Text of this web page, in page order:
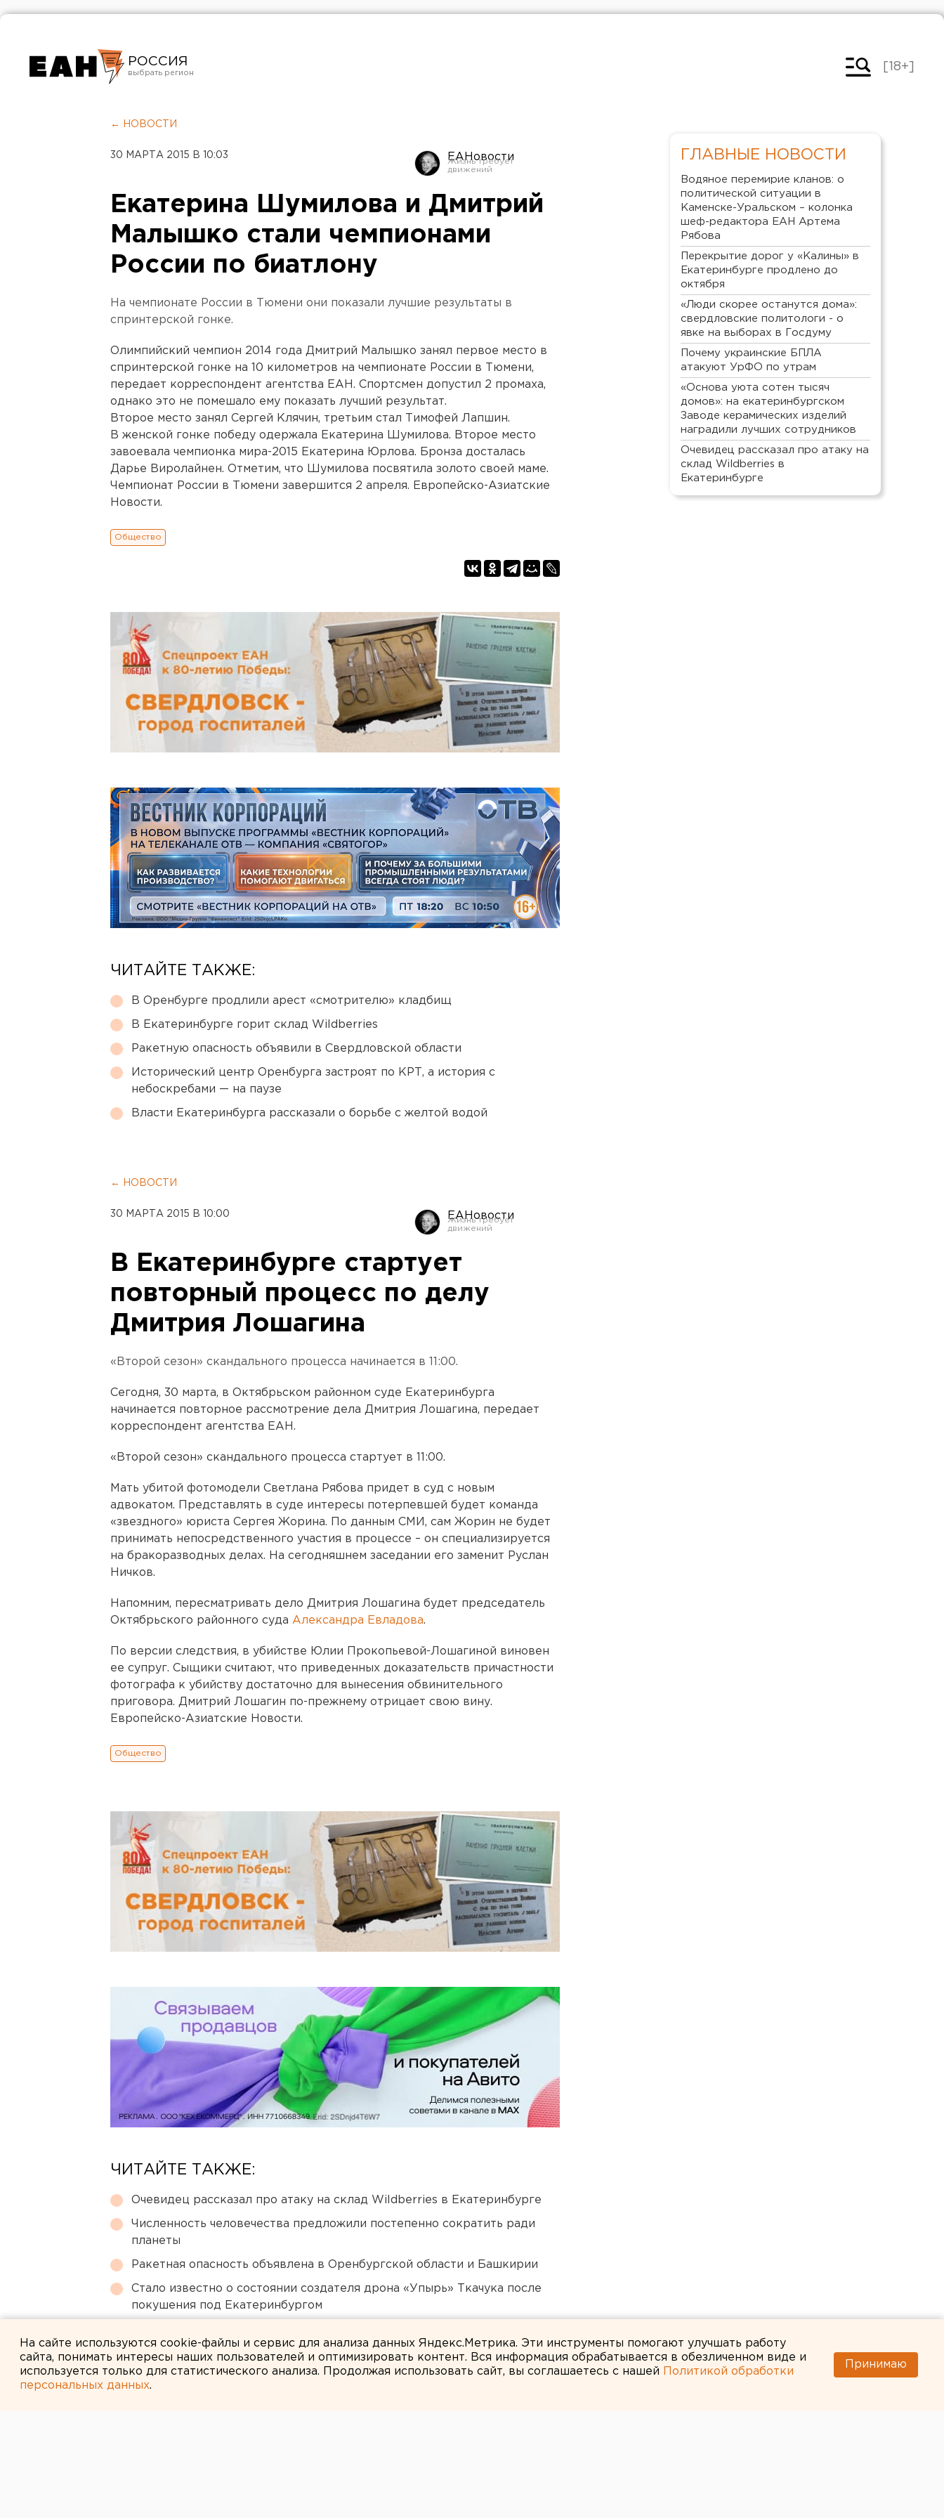
РОССИЯ
Челябинск
[18+]
← НОВОСТИ
30 МАРТА 2015 В 10:03 ЕАНовости
Екатерина Шумилова и Дмитрий
Малышко стали чемпионами
России по биатлону
На чемпионате России в Тюмени они показали лучшие результаты в
спринтерской гонке.
Олимпийский чемпион 2014 года Дмитрий Малышко занял первое место в
спринтерской гонке на 10 километров на чемпионате России в Тюмени,
передает корреспондент агентства ЕАН. Спортсмен допустил 2 промаха,
однако это не помешало ему показать лучший результат.
Второе место занял Сергей Клячин, третьим стал Тимофей Лапшин.
В женской гонке победу одержала Екатерина Шумилова. Второе место
завоевала чемпионка мира-2015 Екатерина Юрлова. Бронза досталась
Дарье Виролайнен. Отметим, что Шумилова посвятила золото своей маме.
Чемпионат России в Тюмени завершится 2 апреля. Европейско-Азиатские
Новости.
Общество
ЧИТАЙТЕ ТАКЖЕ:
В Оренбурге продлили арест «смотрителю» кладбищ
В Екатеринбурге горит склад Wildberries
Ракетную опасность объявили в Свердловской области
Исторический центр Оренбурга застроят по КРТ, а история с
небоскребами — на паузе
Власти Екатеринбурга рассказали о борьбе с желтой водой
← НОВОСТИ
30 МАРТА 2015 В 10:00 ЕАНовости
В Екатеринбурге стартует
повторный процесс по делу
Дмитрия Лошагина
«Второй сезон» скандального процесса начинается в 11:00.
Сегодня, 30 марта, в Октябрьском районном суде Екатеринбурга
начинается повторное рассмотрение дела Дмитрия Лошагина, передает
корреспондент агентства ЕАН.
«Второй сезон» скандального процесса стартует в 11:00.
Мать убитой фотомодели Светлана Рябова придет в суд с новым
адвокатом. Представлять в суде интересы потерпевшей будет команда
«звездного» юриста Сергея Жорина. По данным СМИ, сам Жорин не будет
принимать непосредственного участия в процессе – он специализируется
на бракоразводных делах. На сегодняшнем заседании его заменит Руслан
Ничков.
Напомним, пересматривать дело Дмитрия Лошагина будет председатель
Октябрьского районного суда Александра Евладова.
По версии следствия, в убийстве Юлии Прокопьевой-Лошагиной виновен
ее супруг. Сыщики считают, что приведенных доказательств причастности
фотографа к убийству достаточно для вынесения обвинительного
приговора. Дмитрий Лошагин по-прежнему отрицает свою вину.
Европейско-Азиатские Новости.
Общество
ЧИТАЙТЕ ТАКЖЕ:
Очевидец рассказал про атаку на склад Wildberries в Екатеринбурге
Численность человечества предложили постепенно сократить ради
планеты
Ракетная опасность объявлена в Оренбургской области и Башкирии
Стало известно о состоянии создателя дрона «Упырь» Ткачука после
покушения под Екатеринбургом
ГЛАВНЫЕ НОВОСТИ
Водяное перемирие кланов: о
политической ситуации в
Каменске-Уральском – колонка
шеф-редактора ЕАН Артема
Рябова
Перекрытие дорог у «Калины» в
Екатеринбурге продлено до
октября
«Люди скорее останутся дома»:
свердловские политологи - о
явке на выборах в Госдуму
Почему украинские БПЛА
атакуют УрФО по утрам
«Основа уюта сотен тысяч
домов»: на екатеринбургском
Заводе керамических изделий
наградили лучших сотрудников
Очевидец рассказал про атаку на
склад Wildberries в
Екатеринбурге
На сайте используются cookie-файлы и сервис для анализа данных Яндекс.Метрика. Эти инструменты помогают улучшать работу
сайта, понимать интересы наших пользователей и оптимизировать контент. Вся информация обрабатывается в обезличенном виде и
используется только для статистического анализа. Продолжая использовать сайт, вы соглашаетесь с нашей
Политикой обработки
персональных данных.
Принимаю